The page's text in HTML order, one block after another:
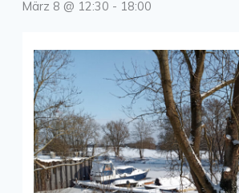
März 8 @ 12:30 - 18:00